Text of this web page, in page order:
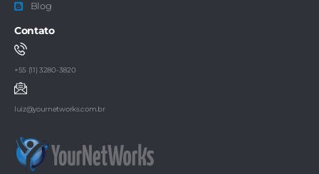
Contato
+55 (11) 3280-3820
luiz@yournetworks.com.br
Blog